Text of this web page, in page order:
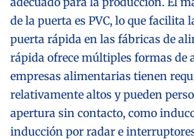
de la puerta es PVC, lo que facilita
puerta rápida en las fábricas de
rápida ofrece múltiples formas de
empresas alimentarias tienen
relativamente altos y pueden
apertura sin contacto, como
inducción por radar e